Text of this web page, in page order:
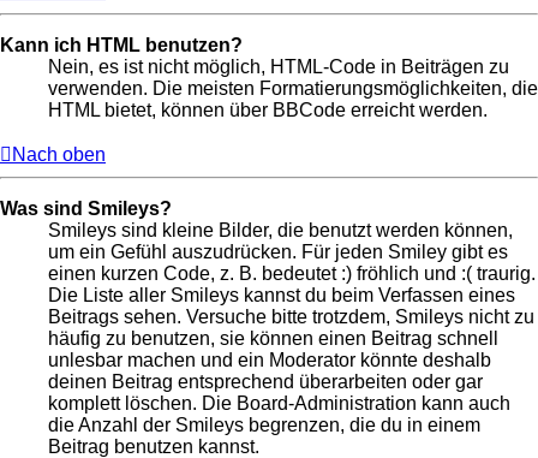
Kann ich HTML benutzen?
Nein, es ist nicht möglich, HTML-Code in Beiträgen zu
verwenden. Die meisten Formatierungsmöglichkeiten, die
HTML bietet, können über BBCode erreicht werden.
Nach oben
Was sind Smileys?
Smileys sind kleine Bilder, die benutzt werden können,
um ein Gefühl auszudrücken. Für jeden Smiley gibt es
einen kurzen Code, z. B. bedeutet :) fröhlich und :( traurig.
Die Liste aller Smileys kannst du beim Verfassen eines
Beitrags sehen. Versuche bitte trotzdem, Smileys nicht zu
häufig zu benutzen, sie können einen Beitrag schnell
unlesbar machen und ein Moderator könnte deshalb
deinen Beitrag entsprechend überarbeiten oder gar
komplett löschen. Die Board-Administration kann auch
die Anzahl der Smileys begrenzen, die du in einem
Beitrag benutzen kannst.